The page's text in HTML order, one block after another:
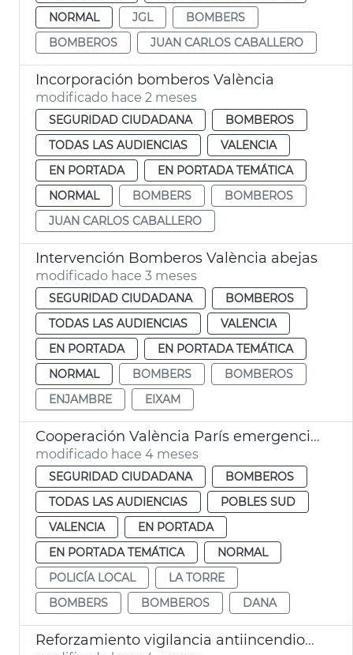
NORMAL
JGL
BOMBERS
BOMBEROS
JUAN CARLOS CABALLERO
Incorporación bomberos València
modificado hace 2 meses
SEGURIDAD CIUDADANA
BOMBEROS
TODAS LAS AUDIENCIAS
VALENCIA
EN PORTADA
EN PORTADA TEMÁTICA
NORMAL
BOMBERS
BOMBEROS
JUAN CARLOS CABALLERO
Intervención Bomberos València abejas
modificado hace 3 meses
SEGURIDAD CIUDADANA
BOMBEROS
TODAS LAS AUDIENCIAS
VALENCIA
EN PORTADA
EN PORTADA TEMÁTICA
NORMAL
BOMBERS
BOMBEROS
ENJAMBRE
EIXAM
Cooperación València París emergencias dana
modificado hace 4 meses
SEGURIDAD CIUDADANA
BOMBEROS
TODAS LAS AUDIENCIAS
POBLES SUD
VALENCIA
EN PORTADA
EN PORTADA TEMÁTICA
NORMAL
POLICÍA LOCAL
LA TORRE
BOMBERS
BOMBEROS DANA
Reforzamiento vigilancia antiincendios Devesa València